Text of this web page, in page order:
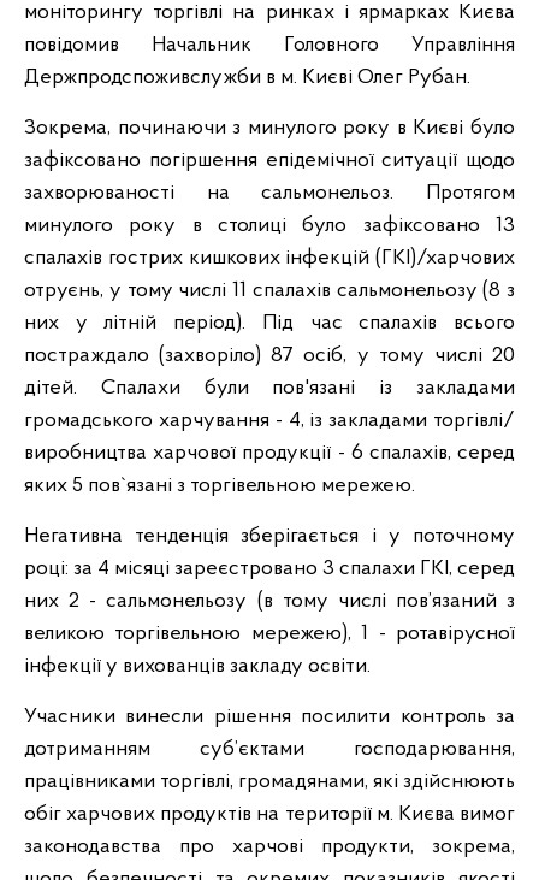
моніторингу торгівлі на ринках і ярмарках Києва
повідомив Начальник Головного Управління
Держпродспоживслужби в м. Києві Олег Рубан.
Зокрема, починаючи з минулого року в Києві було
зафіксовано погіршення епідемічної ситуації щодо
захворюваності на сальмонельоз. Протягом
минулого року в столиці було зафіксовано 13
спалахів гострих кишкових інфекцій (ГКІ)/харчових
отруєнь, у тому числі 11 спалахів сальмонельозу (8 з
них у літній період). Під час спалахів всього
постраждало (захворіло) 87 осіб, у тому числі 20
дітей. Спалахи були пов'язані із закладами
громадського харчування - 4, із закладами торгівлі/
виробництва харчової продукції - 6 спалахів, серед
яких 5 пов`язані з торгівельною мережею.
Негативна тенденція зберігається і у поточному
році: за 4 місяці зареєстровано 3 спалахи ГКІ, серед
них 2 - сальмонельозу (в тому числі пов’язаний з
великою торгівельною мережею), 1 - ротавірусної
інфекції у вихованців закладу освіти.
Учасники винесли рішення посилити контроль за
дотриманням суб’єктами господарювання,
працівниками торгівлі, громадянами, які здійснюють
обіг харчових продуктів на території м. Києва вимог
законодавства про харчові продукти, зокрема,